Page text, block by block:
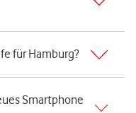
für Hamburg?
Smartphone